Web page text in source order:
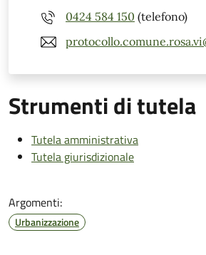
0424 584 150 (telefono)
Strumenti di tutela
Tutela amministrativa
Tutela giurisdizionale
Argomenti:
Urbanizzazione